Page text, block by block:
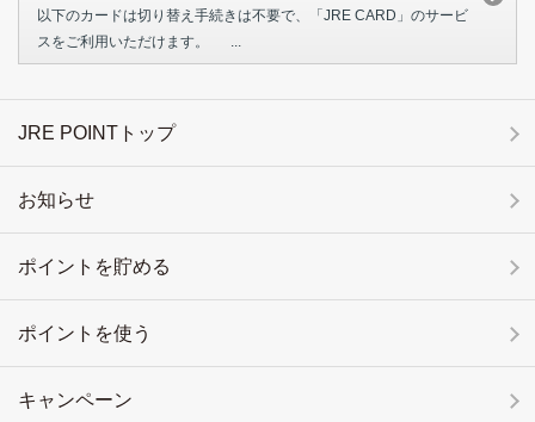
以下のカードは切り替え手続きは不要で、「JRE CARD」のサービ
スをご利用いただけます。 ...
JRE POINTトップ
お知らせ
ポイントを貯める
ポイントを使う
キャンペーン